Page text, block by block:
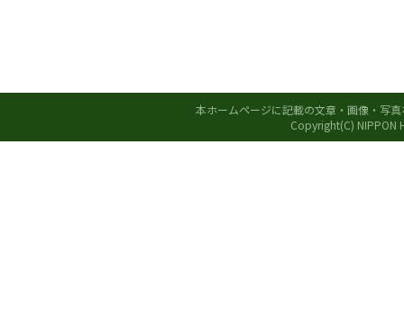
本ホームページに記載の文章・画像・写
Copyright(C) NIPPON